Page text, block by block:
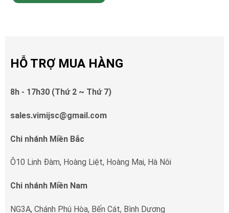
HỖ TRỢ MUA HÀNG
8h - 17h30 (Thứ 2 ~ Thứ 7)
sales.vimijsc@gmail.com
Chi nhánh Miền Bắc
Ô10 Linh Đàm, Hoàng Liệt, Hoàng Mai, Hà Nôi
Chi nhánh Miền Nam
NG3A, Chánh Phú Hòa, Bến Cát, Bình Dương